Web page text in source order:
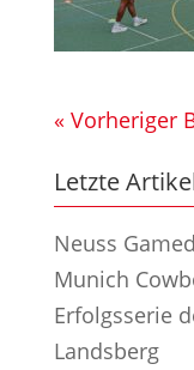
« Vorheriger
Letzte
Neuss
Munich
Erfolgsserie
Landsberg